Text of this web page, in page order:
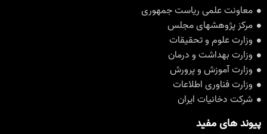
معاونت علمی ریاست جمهوری
مرکز پژوهشهای مجلس
وزارت علوم و تحقیقات
وزارت بهداشت و درمان
وزارت آموزش و پرورش
وزارت فناوری اطلاعات
شرکت دخانیات ایران
پیوند های مفید